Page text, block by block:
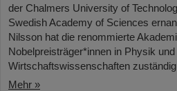
der Chalmers University of
Swedish Academy of Sciences
Nilsson hat die renommierte
Nobelpreisträger*innen in Physik
Wirtschaftswissenschaften
Mehr »